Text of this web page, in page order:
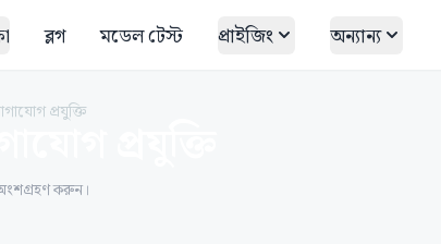
ব্লগ মডেল টেস্ট প্রাইজিং অন্যান্য
প্রযুক্তি
অংশগ্রহণ করুন।